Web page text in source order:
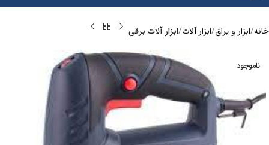
خانه ابزار و یراق ابزار آلات ابزار آلات برقی
ناموجود